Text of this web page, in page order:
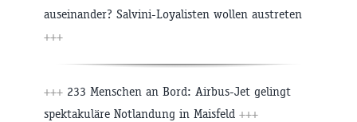
auseinander? Salvini-Loyalisten wollen austreten
+++
+++ 233 Menschen an Bord: Airbus-Jet gelingt
spektakuläre Notlandung in Maisfeld +++